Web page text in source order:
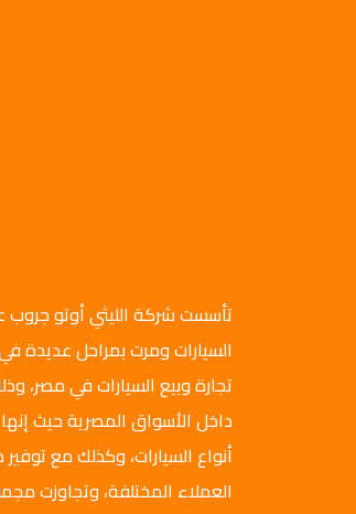
السيارات ومرت بمراحل عديدة
تجارة وبيع السيارات في مصر،
داخل الأسواق المصرية حيث
أنواع السيارات، وكذلك مع
العملاء المختلفة، وتجاوزت